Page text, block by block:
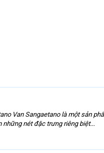
Van Sangaetano là một sản
những nét đặc trưng riêng biệt...